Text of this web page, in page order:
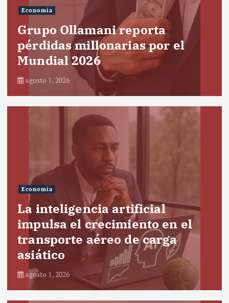
Economía
Grupo Ollamani reporta
pérdidas millonarias por el
Mundial 2026
agosto 1, 2026
Economía
La inteligencia artificial
impulsa el crecimiento en el
transporte aéreo de carga
asiático
agosto 1, 2026